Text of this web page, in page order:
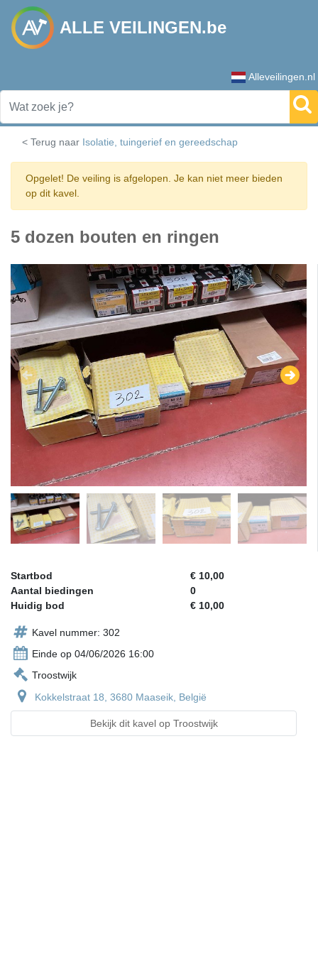
ALLE VEILINGEN.be
Alleveilingen.nl
< Terug naar Isolatie, tuingerief en gereedschap
Opgelet! De veiling is afgelopen. Je kan niet meer bieden
op dit kavel.
5 dozen bouten en ringen
Startbod
€ 10,00
Aantal biedingen
0
Huidig bod
€ 10,00
Kavel nummer: 302
Einde op 04/06/2026 16:00
Troostwijk
Kokkelstraat 18, 3680 Maaseik, België
Bekijk dit kavel op Troostwijk